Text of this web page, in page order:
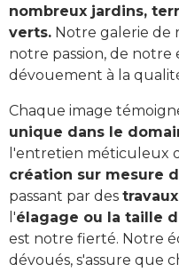
nombreux jardins,
verts. Notre galerie de
notre passion, de
dévouement à la
Chaque image
unique dans le
l'entretien méticuleux
création sur mesure
passant par des
l'élagage ou la taille
est notre fierté. Notre
dévoués, s'assure que